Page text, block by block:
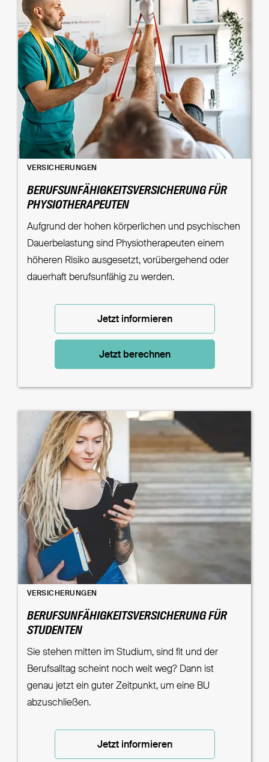
VERSICHERUNGEN
BERUFSUNFÄHIGKEITSVERSICHERUNG FÜR
PHYSIOTHERAPEUTEN
Aufgrund der hohen körperlichen und psychischen
Dauerbelastung sind Physiotherapeuten einem
höheren Risiko ausgesetzt, vorübergehend oder
dauerhaft berufsunfähig zu werden.
Jetzt informieren
Jetzt berechnen
VERSICHERUNGEN
BERUFSUNFÄHIGKEITSVERSICHERUNG FÜR
STUDENTEN
Sie stehen mitten im Studium, sind fit und der
Berufsalltag scheint noch weit weg? Dann ist
genau jetzt ein guter Zeitpunkt, um eine BU
abzuschließen.
Jetzt informieren